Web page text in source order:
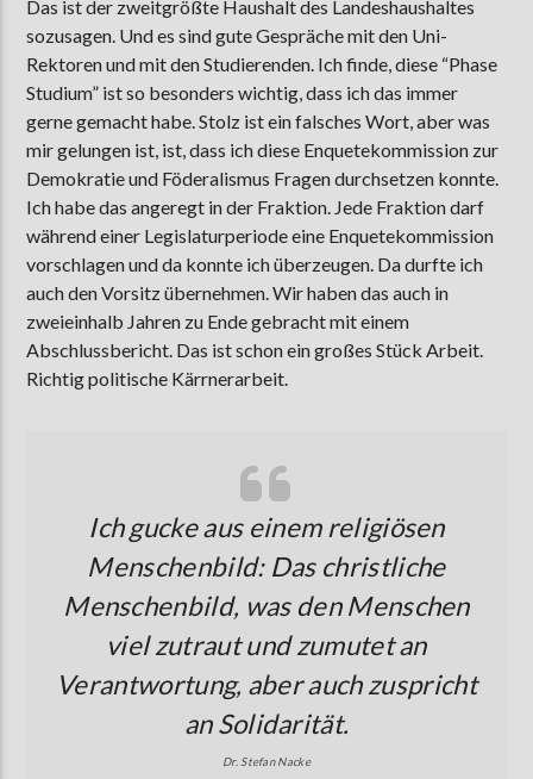
Das ist der zweitgrößte Haushalt des Landeshaushaltes
sozusagen. Und es sind gute Gespräche mit den Uni-
Rektoren und mit den Studierenden. Ich finde, diese “Phase
Studium” ist so besonders wichtig, dass ich das immer
gerne gemacht habe. Stolz ist ein falsches Wort, aber was
mir gelungen ist, ist, dass ich diese Enquetekommission zur
Demokratie und Föderalismus Fragen durchsetzen konnte.
Ich habe das angeregt in der Fraktion. Jede Fraktion darf
während einer Legislaturperiode eine Enquetekommission
vorschlagen und da konnte ich überzeugen. Da durfte ich
auch den Vorsitz übernehmen. Wir haben das auch in
zweieinhalb Jahren zu Ende gebracht mit einem
Abschlussbericht. Das ist schon ein großes Stück Arbeit.
Richtig politische Kärrnerarbeit.
Ich gucke aus einem religiösen
Menschenbild: Das christliche
Menschenbild, was den Menschen
viel zutraut und zumutet an
Verantwortung, aber auch zuspricht
an Solidarität.
Dr. Stefan Nacke